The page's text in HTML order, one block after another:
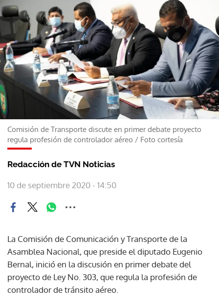
Comisión de Transporte discute en primer debate proyecto
regula profesión de controlador aéreo / Foto cortesía
Redacción de TVN Noticias
10 de septiembre 2020 - 14:50
La Comisión de Comunicación y Transporte de la
Asamblea Nacional, que preside el diputado Eugenio
Bernal, inició en la discusión en primer debate del
proyecto de Ley No. 303, que regula la profesión de
controlador de tránsito aéreo.